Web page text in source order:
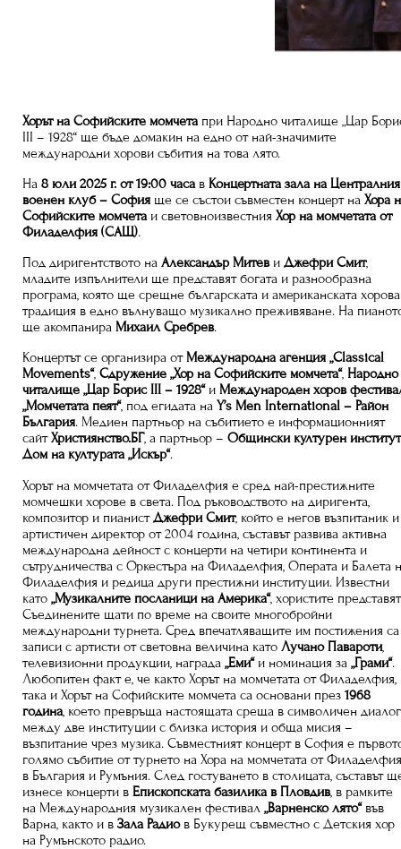
Хорът на Софийските момчетапри Народно читалище „Цар
III – 1928“ ще бъде домакин на едно от най-значимите
международни хорови събития на това лято.
На8 юли 2025 г. от 19:00 часавКонцертната зала на Централния
военен клуб – София ще се състои съвместен концерт наХора
Софийските момчетаи световноизвестнияХор на момчетата от
Филаделфия (САЩ).
Под диригентството наАлександър МитевиДжефри Смит,
младите изпълнители ще представят богата и разнообразна
програма, която ще срещне българската и американската хорова
традиция в едно вълнуващо музикално преживяване. На
ще акомпанираМихаил Сребрев.
Концертът се организира отМеждународна агенция „Classical
Movements“,Сдружение „Хор на Софийските момчета“, Народно
читалище „Цар Борис III – 1928“иМеждународен хоров
„Момчетата пеят“, под егидата наY’s Men International – Район
България. Медиен партньор на събитието е информационният
сайтХристиянство.БГ, а партньор –Общински културен институт
Дом на културата „Искър“.
Хорът на момчетата от Филаделфия е сред най-престижните
момчешки хорове в света. Под ръководството на диригента,
композитор и пианистДжефри Смит, който е негов възпитаник и
артистичен директор от 2004 година, съставът развива активна
международна дейност с концерти на четири континента и
сътрудничества с Оркестъра на Филаделфия, Операта и Балета
Филаделфия и редица други престижни институции. Известни
като„Музикалните посланици на Америка“, хористите представят
Съединените щати по време на своите многобройни
международни турнета. Сред впечатляващите им постижения са
записи с артисти от световна величина катоЛучано Павароти,
телевизионни продукции, награда„Еми“и номинация за„Грами“.
Любопитен факт е, че както Хорът на момчетата от Филаделфия,
така и Хорът на Софийските момчета са основани през1968
година, което превръща настоящата среща в символичен диалог
между две институции с близка история и обща мисия –
възпитание чрез музика. Съвместният концерт в София е
голямо събитие от турнето на Хора на момчетата от
в България и Румъния. След гостуването в столицата, съставът
изнесе концерти вЕпископската базилика в Пловдив, в рамките
на Международния музикален фестивал„Варненско лято“във
Варна, както и вЗала Радиов Букурещ съвместно с Детския хор
на Румънското радио.